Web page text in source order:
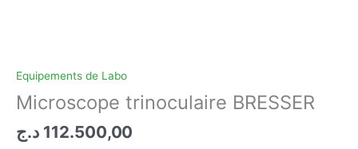
Equipements de Labo
Microscope trinoculaire BRESSER
112.500,00 د.ج